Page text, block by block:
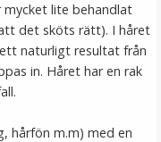
lite behandlat
det sköts rätt). I håret
naturligt resultat från
in. Håret har en rak
hårfön m.m) med en